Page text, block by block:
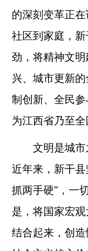
的深刻变革正
社区到家庭，
劲，将精神文
兴、城市更新
制创新、全民
为江西省乃至全
文明是城市之
近年来，新干
抓两手硬”，一
是，将国家宏
结合起来，创